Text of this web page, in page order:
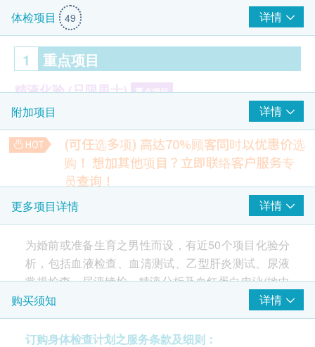
体检项目 49 详情
1 重点项目
精液化验 (只限男士) 重点项目
精液容量
精液黏度
精液酸碱度
愛滋病 HIV 重点项目
艾滋病病毒抗原及抗体
2 基本项目
血液检查
红血球计数
血红蛋白
附加项目 详情
(可任选多项) 高达70%顾客同时以优惠价选
购！ 想加其他项目？立即联络客户服务专
员查询！
胸肺X光
*此项目或需另约日期到中心进行检查
480.0
糖化血色素
HK$340.0
是卵巢功能的重要指标，用来预测卵巢中卵泡的库存量。
更多项目详情 详情
为婚前或准备生育之男性而设，有近50个项目化验分
析，包括血液检查、血清测试、乙型肝炎测试、尿液
常规检查、尿液镜检、精液分析及血红蛋白电泳(地中
海贫血) 检测。
「中西结合男性全面婚前检查」是针对计划组织家庭
购买须知 详情
订购身体检查计划之服务条款及细则：